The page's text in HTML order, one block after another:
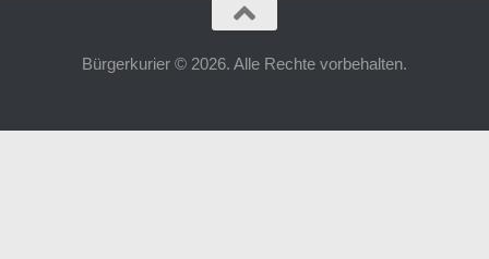
Bürgerkurier © 2026. Alle Rechte vorbehalten.